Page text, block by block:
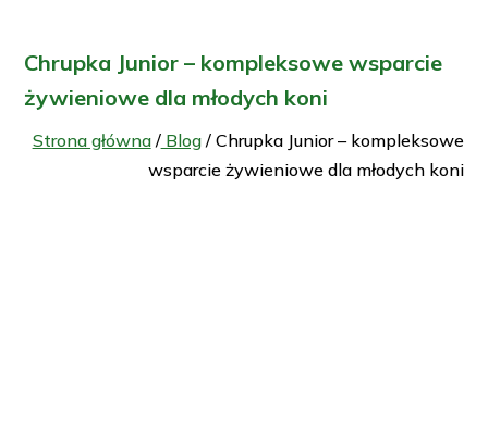
Chrupka Junior – kompleksowe wsparcie
żywieniowe dla młodych koni
Strona główna/Blog/ Chrupka Junior – kompleksowe
wsparcie żywieniowe dla młodych koni